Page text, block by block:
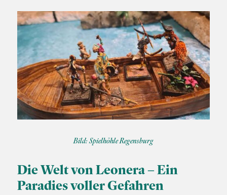
Bild: Spielhöhle Regensburg
Die Welt von Leonera – Ein
Paradies voller Gefahren